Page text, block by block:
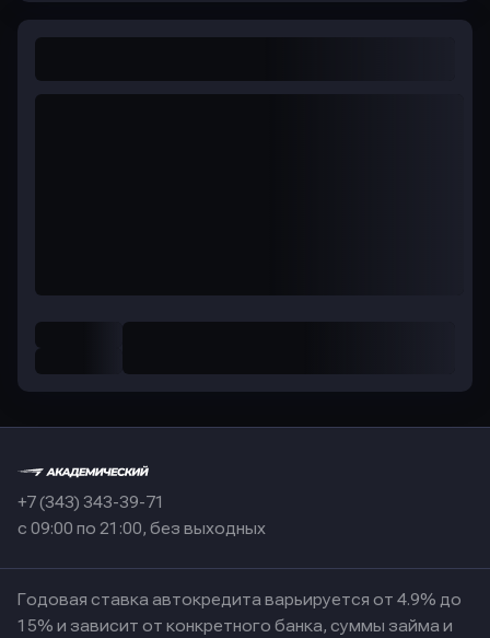
+7 (343) 343-39-71
с 09:00 по 21:00, без выходных
Годовая ставка автокредита варьируется от 4.9% до
15% и зависит от конкретного банка, суммы займа и